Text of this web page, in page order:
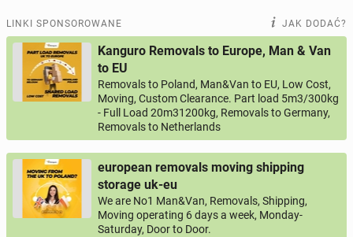
LINKI SPONSOROWANE JAK DODAĆ?
Kanguro Removals to Europe, Man & Van
to EU
Removals to Poland, Man&Van to EU, Low Cost,
Moving, Custom Clearance. Part load 5m3/300kg
- Full Load 20m31200kg, Removals to Germany,
Removals to Netherlands
european removals moving shipping
storage uk-eu
We are No1 Man&Van, Removals, Shipping,
Moving operating 6 days a week, Monday-
Saturday, Door to Door.